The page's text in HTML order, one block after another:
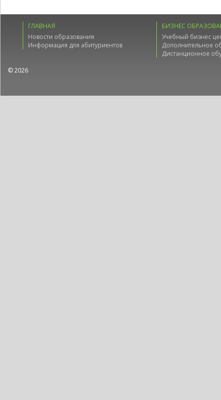
ГЛАВНАЯ
Новости образования
Информация для абитуриентов
БИЗНЕС
Учебный бизнес
Дополнительное
Дистанционное
© 2026